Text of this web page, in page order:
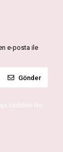
e-posta ile
Gönder
caddesi No